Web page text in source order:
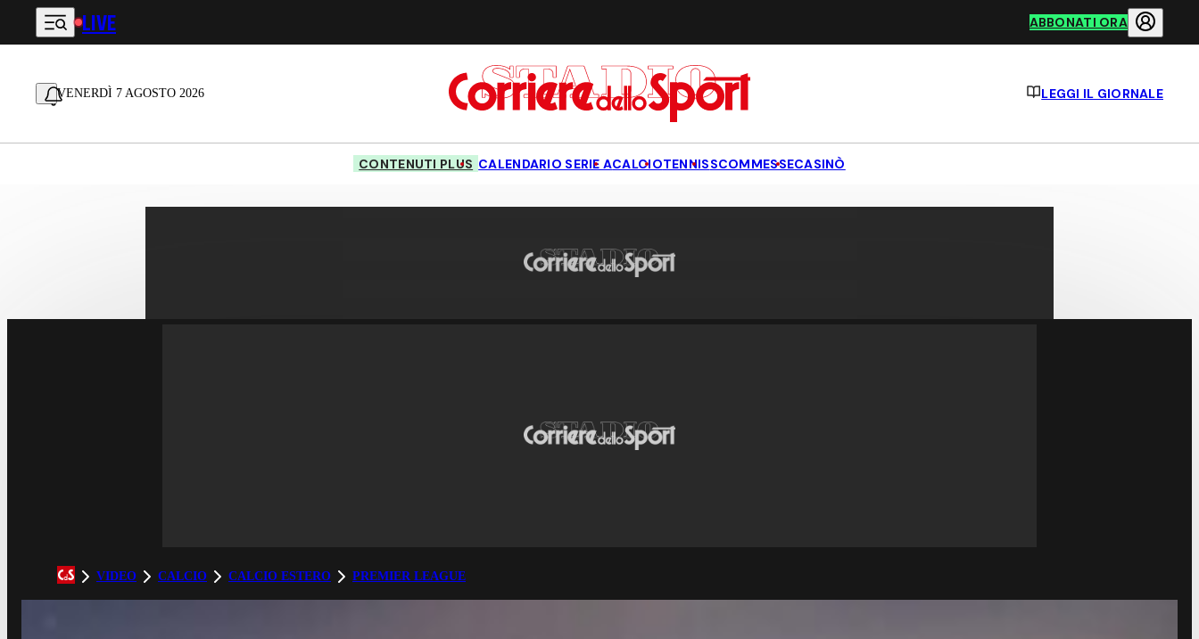
Vai al contenuto principale
LIVE ABBONATI ORA
VENERDÌ 7 AGOSTO 2026 LEGGI IL GIORNALE
CONTENUTI PLUS CALENDARIO SERIE ACALCIOTENNISSCOMMESSECASINÒ
VIDEO CALCIO CALCIO ESTERO PREMIER LEAGUE